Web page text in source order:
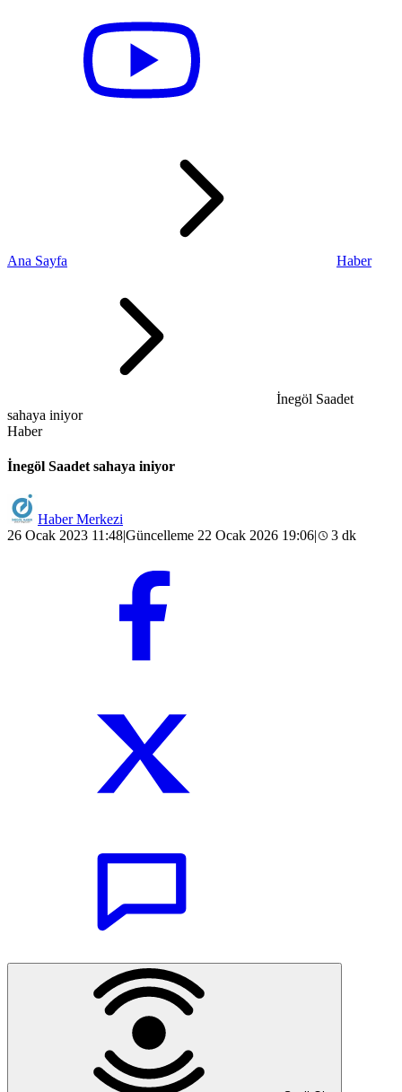
Ana Sayfa Haber
İnegöl Saadet
sahaya iniyor
Haber
İnegöl Saadet sahaya iniyor
Haber Merkezi
26 Ocak 2023 11:48|Güncelleme 22 Ocak 2026 19:06| 3 dk